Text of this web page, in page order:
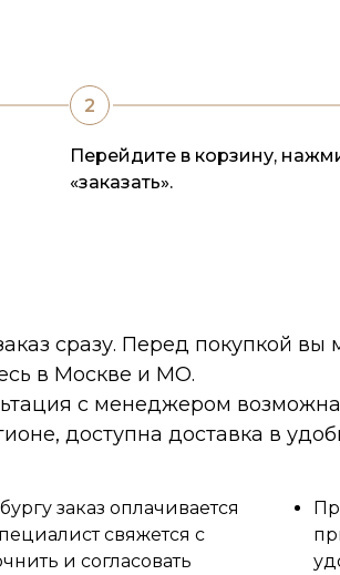
Перейдите в корзину,
«заказать».
сразу. Перед покупкой
в Москве и МО.
с менеджером
доступна доставка в
заказ оплачивается
свяжется с
и согласовать